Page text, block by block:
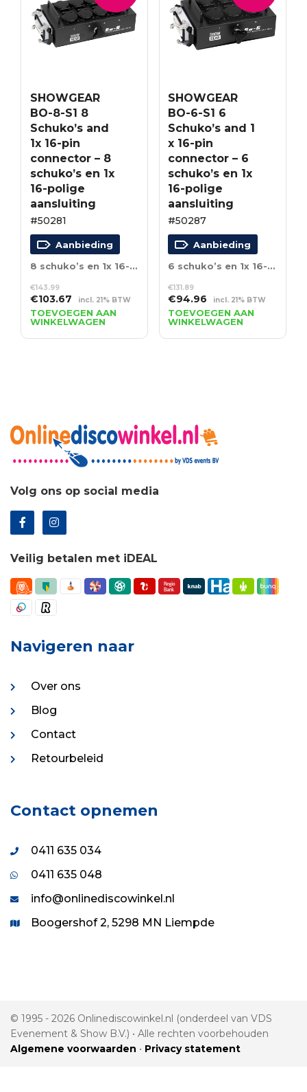
SHOWGEAR
BO-8-S1 8
Schuko’s and
1x 16-pin
connector – 8
schuko’s en 1x
16-polige
aansluiting
#50281
Aanbieding
8 schuko’s en 1x 16-polige aansluiting
€143.99
Oorspronkelijke
prijs
was:
€143.99.
€103.67Huidige
prijs
is:
€103.67.
incl. 21% BTW
TOEVOEGEN AAN
WINKELWAGEN
SHOWGEAR
BO-6-S1 6
Schuko’s and 1
x 16-pin
connector – 6
schuko’s en 1x
16-polige
aansluiting
#50287
Aanbieding
6 schuko’s en 1x 16-polige aansluiting
€131.89
Oorspronkelijke
prijs
was:
€131.89.
€94.96 Huidige
prijs
is:
€94.96.
incl. 21% BTW
TOEVOEGEN AAN
WINKELWAGEN
Volg ons op social media
Veilig betalen met iDEAL
Navigeren naar
Over ons
Blog
Contact
Retourbeleid
Contact opnemen
0411 635 034
0411 635 048
info@onlinediscowinkel.nl
Boogershof 2, 5298 MN Liempde
© 1995 - 2026 Onlinediscowinkel.nl (onderdeel van VDS
Evenement & Show B.V.) • Alle rechten voorbehouden
Algemene voorwaarden • Privacy statement